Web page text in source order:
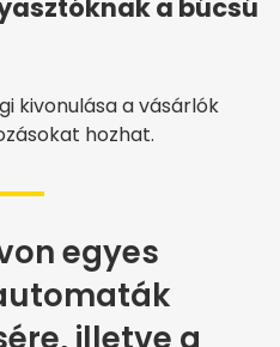
a búcsú
kivonulása a vásárlók
hozhat.
egyes